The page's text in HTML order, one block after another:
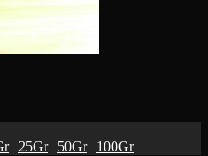
25Gr 50Gr
100Gr